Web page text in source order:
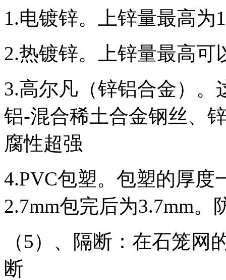
1.电镀锌。上锌量最高为
2.热镀锌。上锌量最高可
3.高尔凡（锌铝合金）。
铝-混合稀土合金钢丝、
腐性超强
4.PVC包塑。包塑的厚度
2.7mm包完后为3.7mm。
（5）、隔断：在石笼
断